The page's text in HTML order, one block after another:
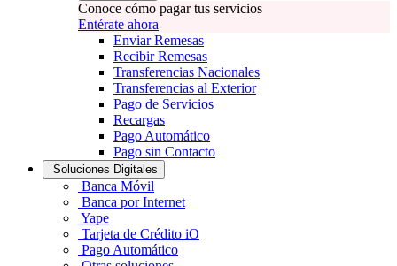
Conoce cómo pagar tus servicios
Entérate ahora
Enviar Remesas
Recibir Remesas
Transferencias Nacionales
Transferencias al Exterior
Pago de Servicios
Recargas
Pago Automático
Pago sin Contacto
Soluciones Digitales
Banca Móvil
Banca por Internet
Yape
Tarjeta de Crédito iO
Pago Automático